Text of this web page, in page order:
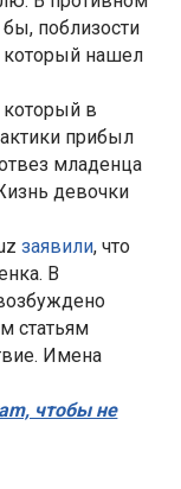
бы, поблизости
который нашел
в
прибыл
младенца
девочки
заявили, что
В
статьям
Имена
чтобы не